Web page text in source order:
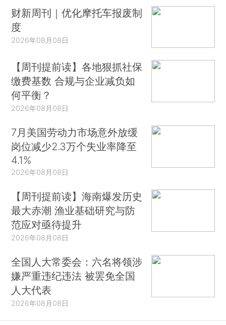
财新周刊｜优化摩托车报废制
度
2026年08月08日
【周刊提前读】各地狠抓社保
缴费基数 合规与企业减负如
何平衡？
2026年08月08日
7月美国劳动力市场意外放缓
岗位减少2.3万个失业率降至
4.1%
2026年08月08日
【周刊提前读】海南爆发历史
最大赤潮 渔业基础研究与防
范应对亟待提升
2026年08月08日
全国人大常委会：六名将领涉
嫌严重违纪违法 被罢免全国
人大代表
2026年08月08日